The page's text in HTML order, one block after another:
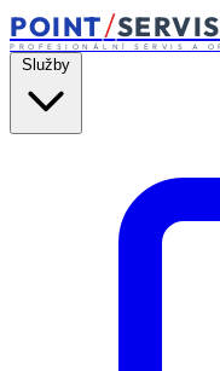
POINT/SERVIS
PROFESIONÁLNÍ SERVIS A
Služby